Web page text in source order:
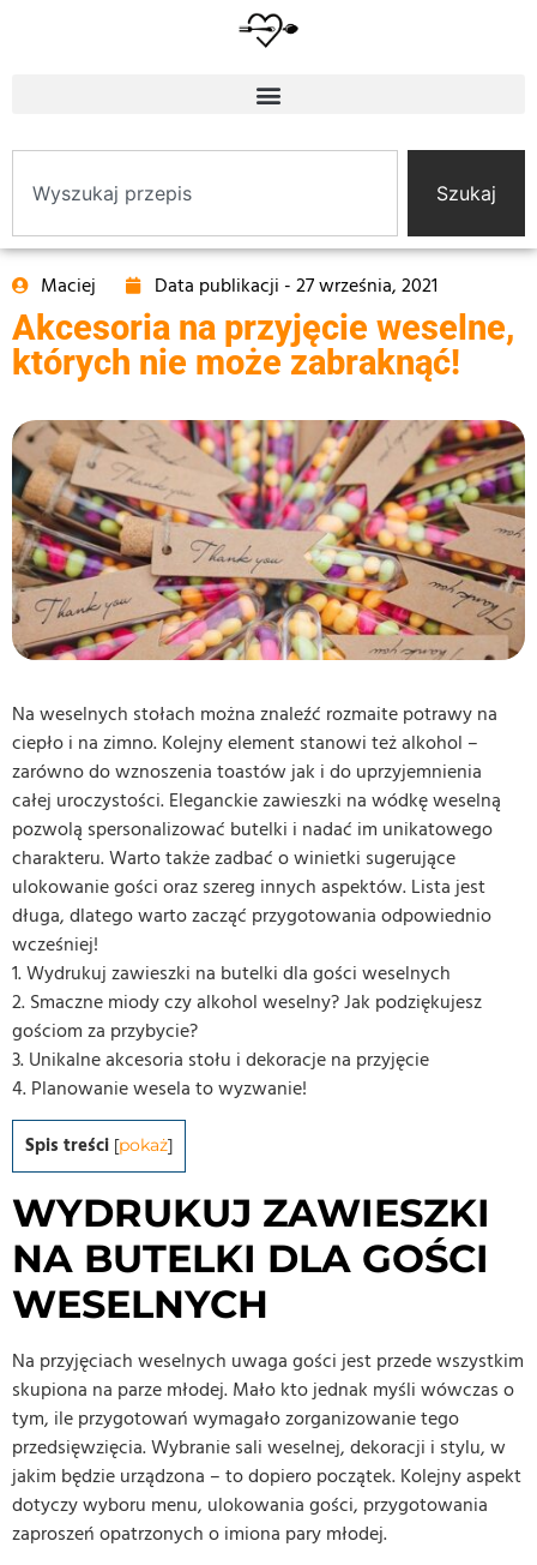
Szukaj
Maciej Data publikacji - 27 września, 2021
Akcesoria na przyjęcie weselne,
których nie może zabraknąć!
Na weselnych stołach można znaleźć rozmaite potrawy na
ciepło i na zimno. Kolejny element stanowi też alkohol –
zarówno do wznoszenia toastów jak i do uprzyjemnienia
całej uroczystości. Eleganckie zawieszki na wódkę weselną
pozwolą spersonalizować butelki i nadać im unikatowego
charakteru. Warto także zadbać o winietki sugerujące
ulokowanie gości oraz szereg innych aspektów. Lista jest
długa, dlatego warto zacząć przygotowania odpowiednio
wcześniej!
1. Wydrukuj zawieszki na butelki dla gości weselnych
2. Smaczne miody czy alkohol weselny? Jak podziękujesz
gościom za przybycie?
3. Unikalne akcesoria stołu i dekoracje na przyjęcie
4. Planowanie wesela to wyzwanie!
Spis treści [pokaż]
WYDRUKUJ ZAWIESZKI
NA BUTELKI DLA GOŚCI
WESELNYCH
Na przyjęciach weselnych uwaga gości jest przede wszystkim
skupiona na parze młodej. Mało kto jednak myśli wówczas o
tym, ile przygotowań wymagało zorganizowanie tego
przedsięwzięcia. Wybranie sali weselnej, dekoracji i stylu, w
jakim będzie urządzona – to dopiero początek. Kolejny aspekt
dotyczy wyboru menu, ulokowania gości, przygotowania
zaproszeń opatrzonych o imiona pary młodej.